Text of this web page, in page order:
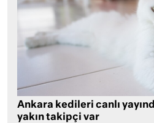
Ankara kedileri canlı
yakın takipçi var